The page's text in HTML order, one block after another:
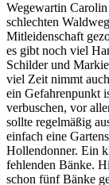
Wegewartin
schlechten
Mitleidenschaft
es gibt noch viel
Schilder und
viel Zeit nimmt
ein Gefahrenpunkt
verbuschen, vor
sollte regelmäßig
einfach eine
Hollendonner. Ein
fehlenden Bänke.
schon fünf Bänke